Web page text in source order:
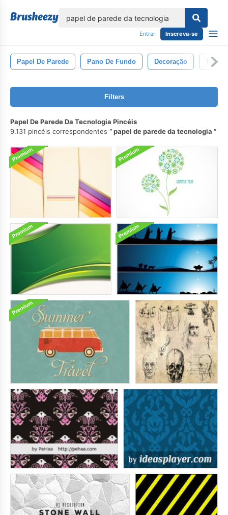
Entrar Inscreva-se
Papel De Parede Pano De Fundo Decoração Textura
Filters
Papel De Parede Da Tecnologia Pincéis
9.131 pincéis correspondentes
papel de parede da tecnologia